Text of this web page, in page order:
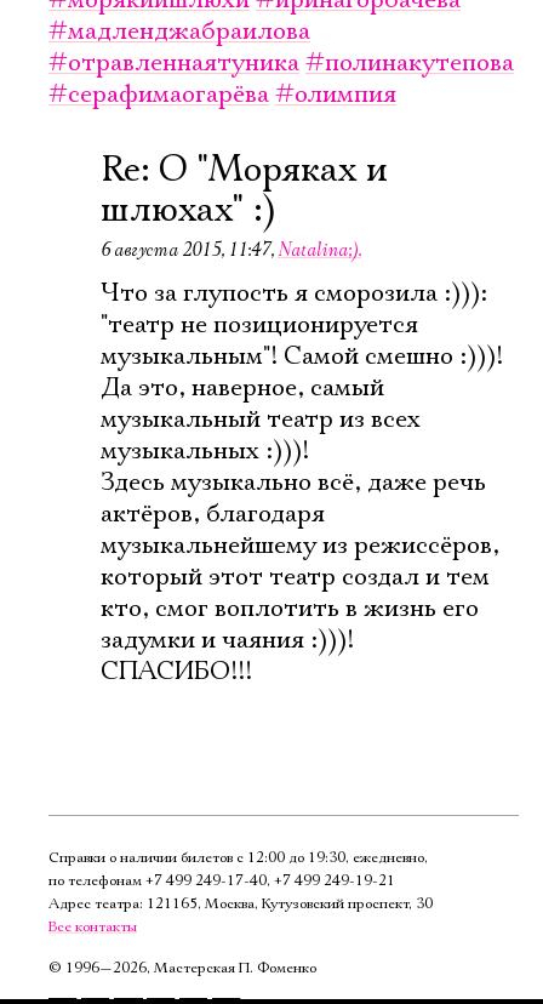
#мадленджабраилова
#отравленнаятуника#полинакутепова
#серафимаогарёва#олимпия
Re: О "Моряках и
шлюхах" :)
6 августа 2015, 11:47,Natalina;).
Что за глупость я сморозила :))):
"театр не позиционируется
музыкальным"! Самой смешно :)))!
Да это, наверное, самый
музыкальный театр из всех
музыкальных :)))!
Здесь музыкально всё, даже речь
актёров, благодаря
музыкальнейшему из режиссёров,
который этот театр создал и тем
кто, смог воплотить в жизнь его
задумки и чаяния :)))!
СПАСИБО!!!
Справки о наличии билетов с 12:00 до 19:30, ежедневно,
по телефонам +7 499 249‑17‑40, +7 499 249‑19‑21
Адрес театра: 121165, Москва, Кутузовский проспект, 30
Все контакты
© 1996—2026, Мастерская П. Фоменко